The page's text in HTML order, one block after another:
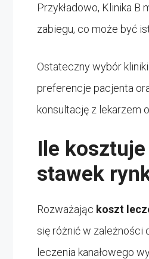
Przykładowo, Klinika B
zabiegu, co może być
Ostateczny wybór
preferencje pacjenta
konsultację z lekarzem
Ile
stawek
Rozważając koszt
się różnić w zależności
leczenia kanałowego